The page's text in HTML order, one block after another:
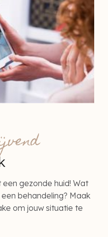
gezonde huid! Wat
behandeling? Maak
om jouw situatie te